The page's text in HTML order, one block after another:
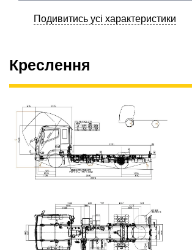
Подивитись усі характеристики
Креслення